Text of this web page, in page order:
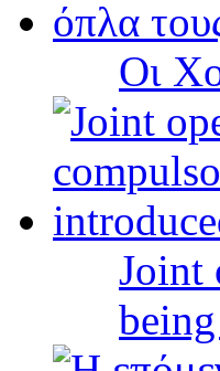
Οι
Joint